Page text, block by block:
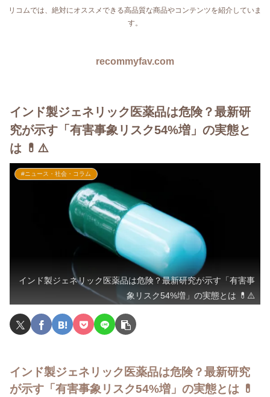
リコムでは、絶対にオススメできる高品質な商品やコンテンツを紹介していま
す。
recommyfav.com
インド製ジェネリック医薬品は危険？最新研
究が示す「有害事象リスク54%増」の実態と
は 💊⚠️
#ニュース・社会・コラム
インド製ジェネリック医薬品は危険？最新研究が示す「有害事
象リスク54%増」の実態とは 💊⚠️
インド製ジェネリック医薬品は危険？最新研究
が示す「有害事象リスク54%増」の実態とは 💊